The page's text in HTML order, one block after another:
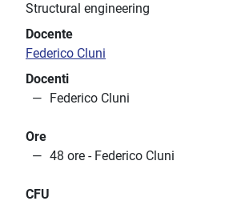
Structural engineering
Docente
Federico Cluni
Docenti
Federico Cluni
Ore
48 ore - Federico Cluni
CFU